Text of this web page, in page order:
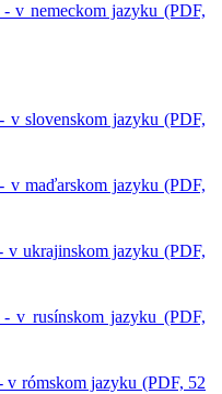
v nemeckom jazyku (PDF,
v slovenskom jazyku (PDF,
v maďarskom jazyku (PDF,
v ukrajinskom jazyku (PDF,
- v rusínskom jazyku (PDF,
v rómskom jazyku (PDF, 52